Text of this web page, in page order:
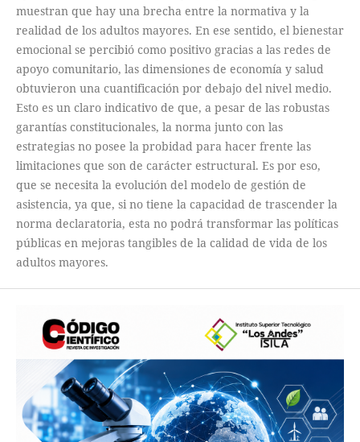
muestran que hay una brecha entre la normativa y la
realidad de los adultos mayores. En ese sentido, el bienestar
emocional se percibió como positivo gracias a las redes de
apoyo comunitario, las dimensiones de economía y salud
obtuvieron una cuantificación por debajo del nivel medio.
Esto es un claro indicativo de que, a pesar de las robustas
garantías constitucionales, la norma junto con las
estrategias no posee la probidad para hacer frente las
limitaciones que son de carácter estructural. Es por eso,
que se necesita la evolución del modelo de gestión de
asistencia, ya que, si no tiene la capacidad de trascender la
norma declaratoria, esta no podrá transformar las políticas
públicas en mejoras tangibles de la calidad de vida de los
adultos mayores.